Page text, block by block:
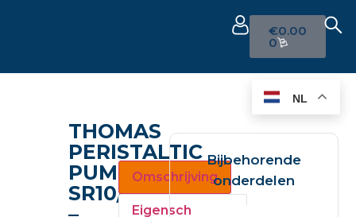
€0.00
0
THOMAS
PERISTALTIC
PUMP
SR10/30
Omschrijving
Eigenschappen
Bijbehorende
onderdelen
NL